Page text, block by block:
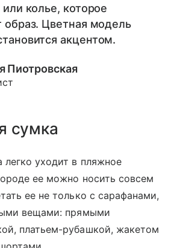
колье, которое
образ. Цветная модель
акцентом.
Пиотровская
сумка
уходит в пляжное
ее можно носить совсем
ее не только с сарафанами,
вещами: прямыми
платьем-рубашкой, жакетом